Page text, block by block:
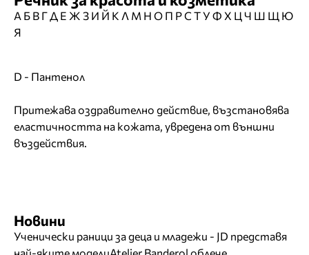
А Б В ГД Е Ж З И Й К Л М Н О П РС ТУФ Х ЦЧ Ш Щ Ю
Я
D - Пантенол
Притежава оздравително действие, възстановява
еластичността на кожата, увредена от външни
въздействия.
Новини
Ученически раници за деца и младежи - JD представя